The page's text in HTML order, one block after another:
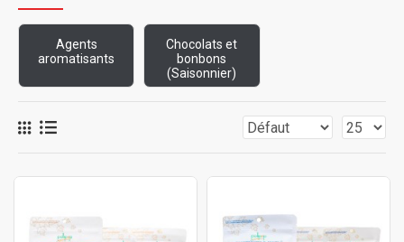
Agents
aromatisants
Chocolats et
bonbons
(Saisonnier)